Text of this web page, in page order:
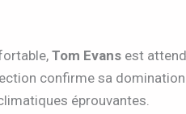
Tom Evans est
confirme sa
éprouvantes.